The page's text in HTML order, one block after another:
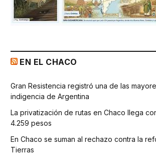
EN EL CHACO
Gran Resistencia registró una de las
indigencia de Argentina
La privatización de rutas en Chaco llega
4.259 pesos
En Chaco se suman al rechazo contra la
Tierras